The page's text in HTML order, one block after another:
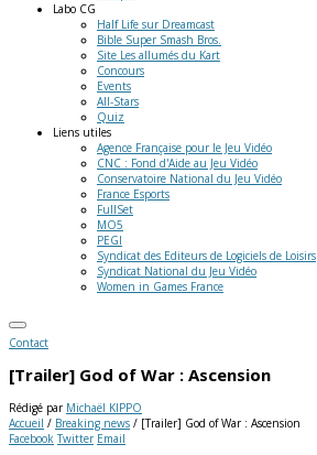
Labo CG
Half Life sur Dreamcast
Bible Super Smash Bros.
Site Les allumés du Kart
Concours
Events
All-Stars
Quiz
Liens utiles
Agence Française pour le Jeu Vidéo
CNC : Fond d'Aide au Jeu Vidéo
Conservatoire National du Jeu Vidéo
France Esports
FullSet
MO5
PEGI
Syndicat des Editeurs de Logiciels de Loisirs
Syndicat National du Jeu Vidéo
Women in Games France
Contact
[Trailer] God of War : Ascension
Rédigé par Michaël KIPPO
Accueil / Breaking news / [Trailer] God of War : Ascension
Facebook Twitter Email